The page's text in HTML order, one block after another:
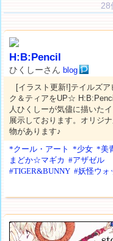
28
H:B:Pencil
ひくしーさんblog
[イラスト更新!]テイルズア
ク＆ティアをUP☆
人ひくしーが気儘に描いた
展示しております。オリジ
物があります♪
*クール・アート
*少女 *美
まどか☆マギカ #アザゼル
#TIGER&BUNNY #妖怪ウォ